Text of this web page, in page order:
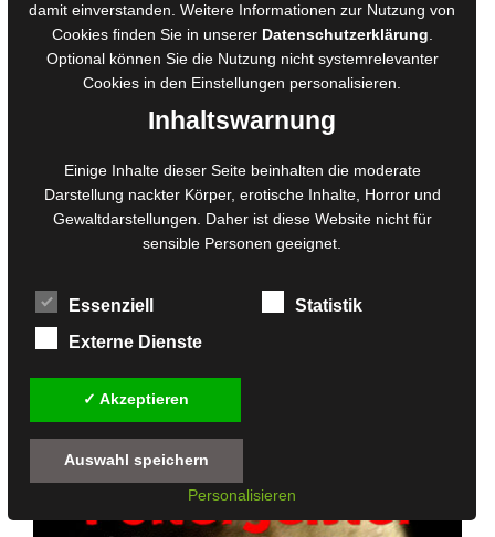
Der Leichenbaum
5
zzgl.
Versandkosten
Lieferzeit:3 - 10 Werktage
damit einverstanden. Weitere Informationen zur Nutzung von
Cookies finden Sie in unserer Datenschutzerklärung
Optional können Sie die Nutzung nicht systemrelevanter
Cookies in den Einstellungen personalisieren.
Inhaltswarnung
Einige Inhalte dieser Seite beinhalten die moderate
Darstellung nackter Körper, erotische Inhalte, Horror und
Gewaltdarstellungen. Daher ist diese Website nicht für
sensible Personen geeignet.
Essenziell
Statistik
Externe Dienste
✓ Akzeptieren
Auswahl speichern
Personalisieren